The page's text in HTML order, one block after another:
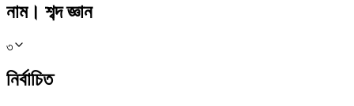
নাম। শব্দ জ্ঞান
৩
নির্বাচিত